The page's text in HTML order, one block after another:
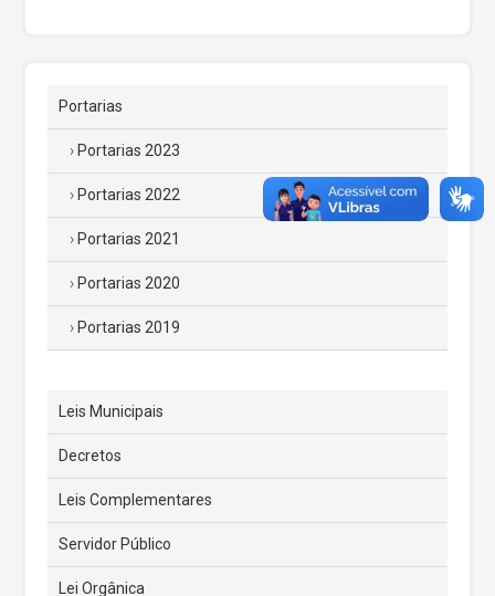
Portarias
Portarias 2023
Portarias 2022
Portarias 2021
Portarias 2020
Portarias 2019
Leis Municipais
Decretos
Leis Complementares
Servidor Público
Lei Orgânica